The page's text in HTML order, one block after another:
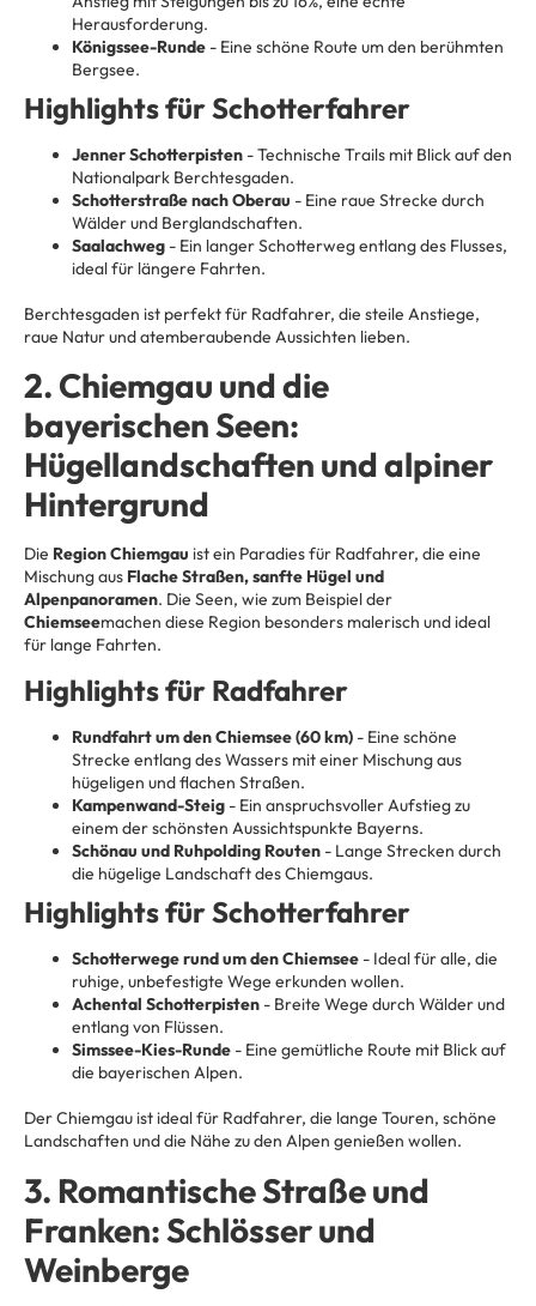
Herausforderung.
Königssee-Runde - Eine schöne Route um den berühmten
Bergsee.
Highlights für Schotterfahrer
Jenner Schotterpisten - Technische Trails mit Blick auf den
Nationalpark Berchtesgaden.
Schotterstraße nach Oberau - Eine raue Strecke durch
Wälder und Berglandschaften.
Saalachweg - Ein langer Schotterweg entlang des Flusses,
ideal für längere Fahrten.
Berchtesgaden ist perfekt für Radfahrer, die steile Anstiege,
raue Natur und atemberaubende Aussichten lieben.
2. Chiemgau und die
bayerischen Seen:
Hügellandschaften und alpiner
Hintergrund
Die Region Chiemgau ist ein Paradies für Radfahrer, die eine
Mischung aus Flache Straßen, sanfte Hügel und
Alpenpanoramen. Die Seen, wie zum Beispiel der
Chiemseemachen diese Region besonders malerisch und ideal
für lange Fahrten.
Highlights für Radfahrer
Rundfahrt um den Chiemsee (60 km) - Eine schöne
Strecke entlang des Wassers mit einer Mischung aus
hügeligen und flachen Straßen.
Kampenwand-Steig - Ein anspruchsvoller Aufstieg zu
einem der schönsten Aussichtspunkte Bayerns.
Schönau und Ruhpolding Routen - Lange Strecken durch
die hügelige Landschaft des Chiemgaus.
Highlights für Schotterfahrer
Schotterwege rund um den Chiemsee - Ideal für alle, die
ruhige, unbefestigte Wege erkunden wollen.
Achental Schotterpisten - Breite Wege durch Wälder und
entlang von Flüssen.
Simssee-Kies-Runde - Eine gemütliche Route mit Blick auf
die bayerischen Alpen.
Der Chiemgau ist ideal für Radfahrer, die lange Touren, schöne
Landschaften und die Nähe zu den Alpen genießen wollen.
3. Romantische Straße und
Franken: Schlösser und
Weinberge